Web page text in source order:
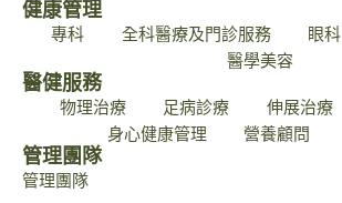
健康管理
專科 全科醫療及門診服務 眼科
醫學美容
醫健服務
物理治療 足病診療 伸展治療
身心健康管理
營養顧問
管理團隊
管理團隊